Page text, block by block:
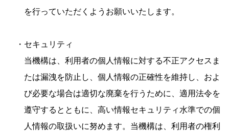
を行っていただくようお願いいたします。
・セキュリティ
当機構は、利用者の個人情報に対する不正アクセスま
たは漏洩を防止し、個人情報の正確性を維持し、およ
び必要な場合は適切な廃棄を行うために、適用法令を
遵守するとともに、高い情報セキュリティ水準での個
人情報の取扱いに努めます。当機構は、利用者の権利